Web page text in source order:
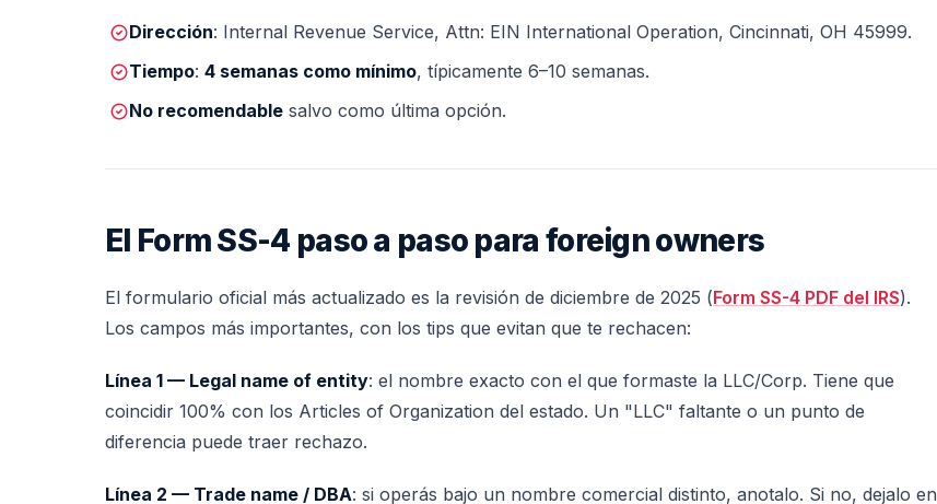
Dirección: Internal Revenue Service, Attn: EIN International Operation, Cincinnati, OH 45999.
Tiempo: 4 semanas como mínimo, típicamente 6–10 semanas.
No recomendable salvo como última opción.
El Form SS-4 paso a paso para foreign owners
El formulario oficial más actualizado es la revisión de diciembre de 2025 (Form SS-4 PDF del IRS).
Los campos más importantes, con los tips que evitan que te rechacen:
Línea 1 — Legal name of entity: el nombre exacto con el que formaste la LLC/Corp. Tiene que
coincidir 100% con los Articles of Organization del estado. Un "LLC" faltante o un punto de
diferencia puede traer rechazo.
Línea 2 — Trade name / DBA: si operás bajo un nombre comercial distinto, anotalo. Si no, dejalo en